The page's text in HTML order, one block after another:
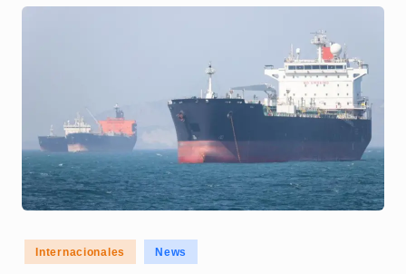
T
N
o
ti
c
Posted
in
Internacionales News